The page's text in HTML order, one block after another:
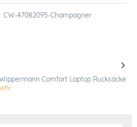
CW-47082095-Champagner
Comfort Laptop Rucksäcke